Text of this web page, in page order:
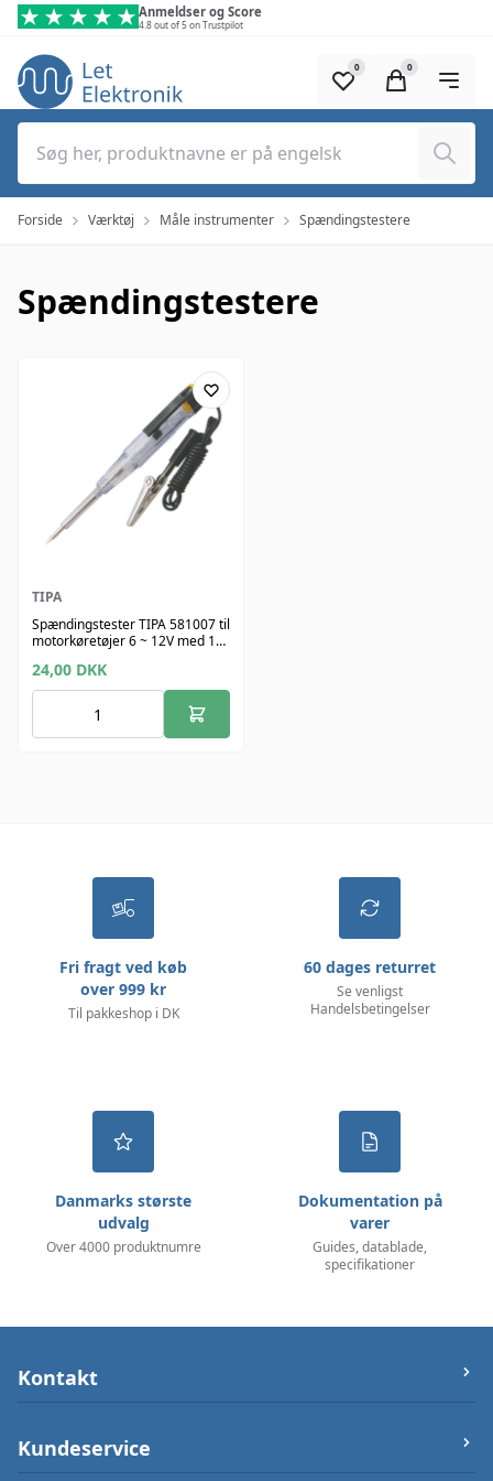
Spring til hovedindhold (tryk på Enter)
Anmeldser og Score
4.8 out of 5 on Trustpilot
Søg
0 0
Forside Værktøj Måle instrumenter Spændingstestere
Spændingstestere
TIPA
Spændingstester TIPA 581007 til
motorkøretøjer 6 ~ 12V med 1m
24,00 DKK
Fri fragt ved køb
over 999 kr
Til pakkeshop i DK
60 dages returret
Se venligst
Handelsbetingelser
Danmarks største
udvalg
Over 4000 produktnumre
Dokumentation på
varer
Guides, datablade,
specifikationer
Kontakt
Østergade 25 (ikke varerlager på adressen),
Kundeservice